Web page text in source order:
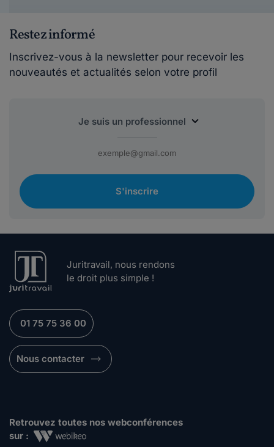
Restez informé
Inscrivez-vous à la newsletter pour recevoir les
nouveautés et actualités selon votre profil
S'inscrire
Juritravail, nous rendons
le droit plus simple !
01 75 75 36 00
Nous contacter
Retrouvez toutes nos webconférences
sur :